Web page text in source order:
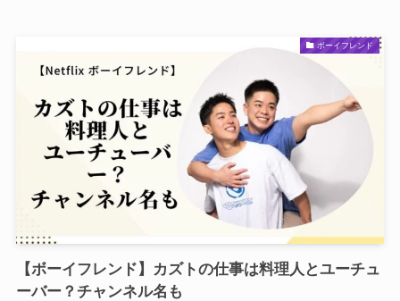
ボーイフレンド
【ボーイフレンド】カズトの仕事は料理人とユーチュ
ーバー？チャンネル名も